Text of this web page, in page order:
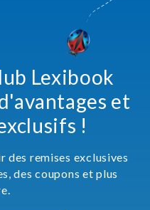
Lexibook
et
!
des remises exclusives
des coupons et plus